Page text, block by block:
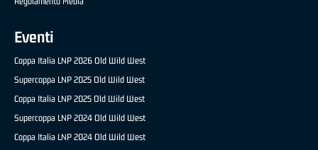
Eventi
Coppa Italia LNP 2026 Old Wild West
Supercoppa LNP 2025 Old Wild West
Coppa Italia LNP 2025 Old Wild West
Supercoppa LNP 2024 Old Wild West
Coppa Italia LNP 2024 Old Wild West